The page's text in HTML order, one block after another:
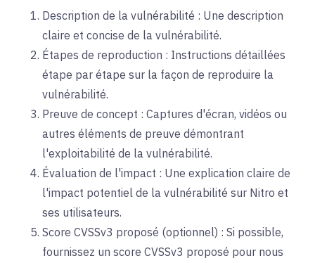
Description de la vulnérabilité : Une description
claire et concise de la vulnérabilité.
Étapes de reproduction : Instructions détaillées
étape par étape sur la façon de reproduire la
vulnérabilité.
Preuve de concept : Captures d'écran, vidéos ou
autres éléments de preuve démontrant
l'exploitabilité de la vulnérabilité.
Évaluation de l'impact : Une explication claire de
l'impact potentiel de la vulnérabilité sur Nitro et
ses utilisateurs.
Score CVSSv3 proposé (optionnel) : Si possible,
fournissez un score CVSSv3 proposé pour nous